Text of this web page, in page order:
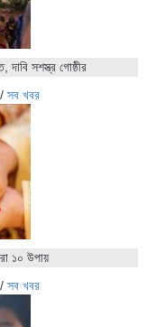
সশস্ত্র গোষ্ঠীর
/ সব খবর
১০ উপায়
/ সব খবর